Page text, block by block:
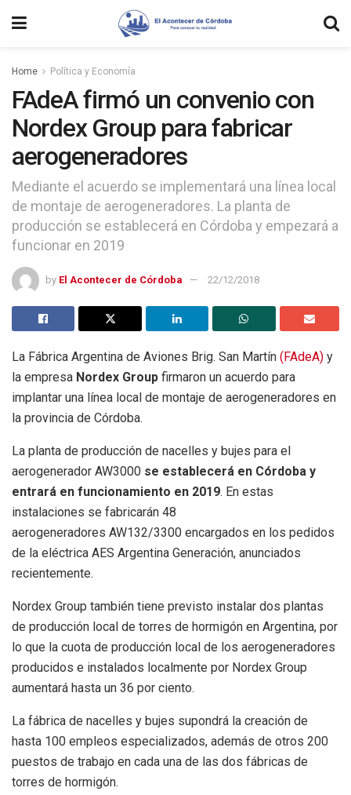
Home Política y Economía
FAdeA firmó un convenio con
Nordex Group para fabricar
aerogeneradores
Mediante el acuerdo se implementará una línea local
de montaje de aerogeneradores. La planta de
producción se establecerá en Córdoba y empezará a
funcionar en 2019
by El Acontecer de Córdoba 22/12/2018
La Fábrica Argentina de Aviones Brig. San Martín (FAdeA) y
la empresa Nordex Group firmaron un acuerdo para
implantar una línea local de montaje de aerogeneradores en
la provincia de Córdoba.
La planta de producción de nacelles y bujes para el
aerogenerador AW3000 se establecerá en Córdoba y
entrará en funcionamiento en 2019. En estas
instalaciones se fabricarán 48
aerogeneradores AW132/3300 encargados en los pedidos
de la eléctrica AES Argentina Generación, anunciados
recientemente.
Nordex Group también tiene previsto instalar dos plantas
de producción local de torres de hormigón en Argentina, por
lo que la cuota de producción local de los aerogeneradores
producidos e instalados localmente por Nordex Group
aumentará hasta un 36 por ciento.
La fábrica de nacelles y bujes supondrá la creación de
hasta 100 empleos especializados, además de otros 200
puestos de trabajo en cada una de las dos fábricas de
torres de hormigón.